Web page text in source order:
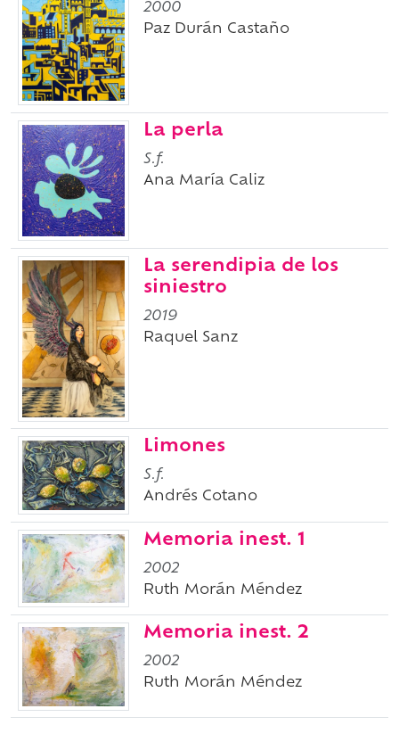
2000
Paz Durán Castaño
La perla
S.f.
Ana María Caliz
La serendipia de los
siniestro
2019
Raquel Sanz
Limones
S.f.
Andrés Cotano
Memoria inest. 1
2002
Ruth Morán Méndez
Memoria inest. 2
2002
Ruth Morán Méndez